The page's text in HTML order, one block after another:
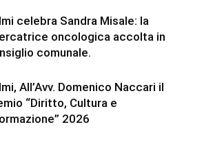
celebra Sandra Misale: la
oncologica accolta in
comunale.
All’Avv. Domenico Naccari il
“Diritto, Cultura e
2026